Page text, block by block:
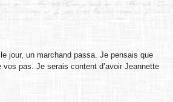
jour, un marchand passa. Je pensais que
pas. Je serais content d’avoir Jeannette